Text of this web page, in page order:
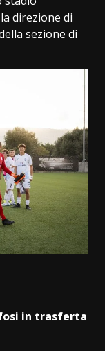
direzione di
sezione di
in trasferta